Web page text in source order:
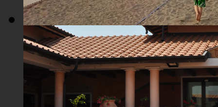
Плажа "Топољар" - Терени на песку